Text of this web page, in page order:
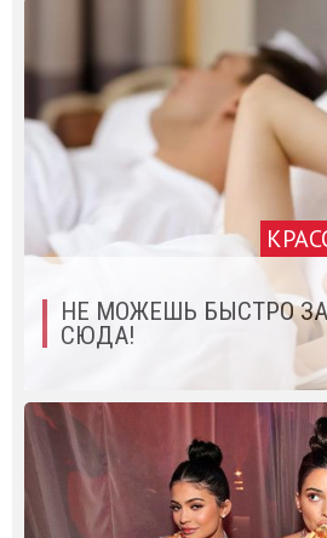
НЕ МОЖЕШЬ БЫСТРО
СЮДА!